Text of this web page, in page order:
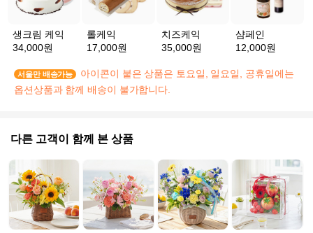
생크림 케익
34,000원
롤케익
17,000원
치즈케익
35,000원
샴페인
12,000원
서울만 배송가능
아이콘이 붙은 상품은 토요일, 일요일, 공휴일에는
옵션상품과 함께 배송이 불가합니다.
다른 고객이 함께 본 상품